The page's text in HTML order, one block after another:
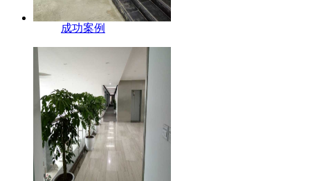
成功案例